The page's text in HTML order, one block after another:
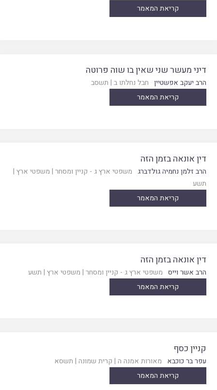
קריאת המאמר
דיני מעשר שני שאין בו שוה פרוטה
הרב יעקב אפשטיין חבל נחלתו ב | תשסב
קריאת המאמר
דין אונאה בזמן הזה
הרב זלמן נחמיה גולדברג משפטי ארץ ג - קניין ומסחר | משפטי ארץ |
תשע
קריאת המאמר
דין אונאה בזמן הזה
הרב אשר וייס משפטי ארץ ג - קניין ומסחר | משפטי ארץ | תשע
קריאת המאמר
קניין כסף
עפר בר כוכבא מאורות אמנה ה | קרית שמונה | תשסא
קריאת המאמר